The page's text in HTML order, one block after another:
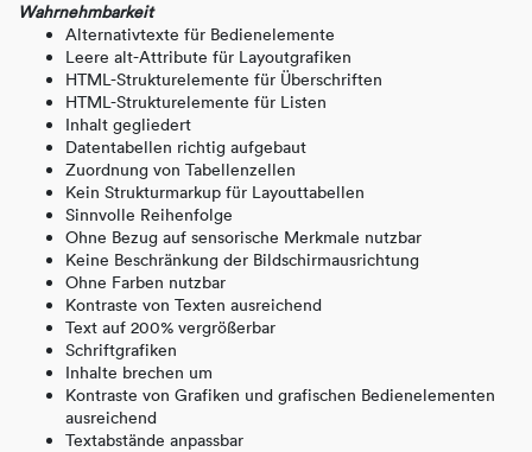
Wahrnehmbarkeit
Alternativtexte für Bedienelemente
Leere alt-Attribute für Layoutgrafiken
HTML-Strukturelemente für Überschriften
HTML-Strukturelemente für Listen
Inhalt gegliedert
Datentabellen richtig aufgebaut
Zuordnung von Tabellenzellen
Kein Strukturmarkup für Layouttabellen
Sinnvolle Reihenfolge
Ohne Bezug auf sensorische Merkmale nutzbar
Keine Beschränkung der Bildschirmausrichtung
Ohne Farben nutzbar
Kontraste von Texten ausreichend
Text auf 200% vergrößerbar
Schriftgrafiken
Inhalte brechen um
Kontraste von Grafiken und grafischen Bedienelementen
ausreichend
Textabstände anpassbar